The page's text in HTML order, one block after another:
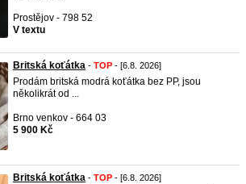
Prostějov - 798 52
V textu
Britská koťátka - TOP - [6.8. 2026]
Prodám britská modrá koťátka bez PP, jsou
několikrát od ...
Brno venkov - 664 03
5 900 Kč
Britská koťátka - TOP - [6.8. 2026]